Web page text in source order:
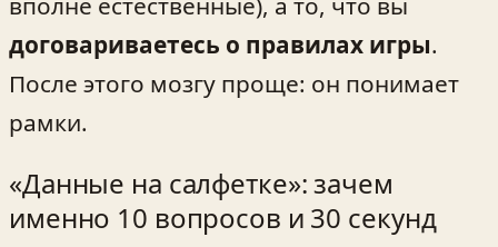
договариваетесь о правилах игры.
После этого мозгу проще: он понимает
рамки.
«Данные на салфетке»: зачем
именно 10 вопросов и 30 секунд